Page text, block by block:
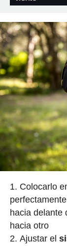
Colocarlo
hacia delante
hacia otro
Ajustar el